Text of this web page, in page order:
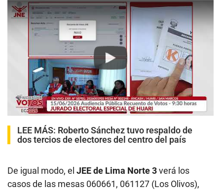
Play
LEE MÁS: Roberto Sánchez tuvo respaldo de
dos tercios de electores del centro del país
De igual modo, el JEE de Lima Norte 3verá los
casos de las mesas 060661, 061127 (Los Olivos),